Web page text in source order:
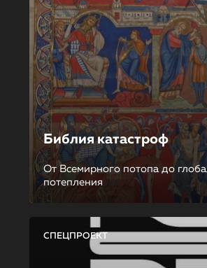
Библия катастроф
От Всемирного потопа до
потепления
СПЕЦПРОЕКТ